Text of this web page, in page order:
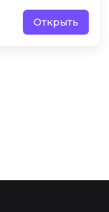
Открыть